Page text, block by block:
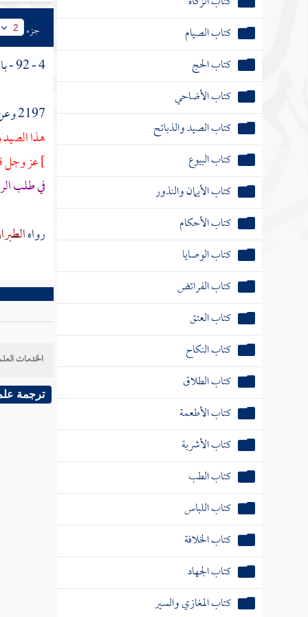
كتاب الصيام
كتاب الحج
كتاب الأضاحي
كتاب الصيد والذبائح
كتاب البيوع
كتاب الأيمان والنذور
كتاب الأحكام
كتاب الوصايا
كتاب الفرائض
كتاب العتق
كتاب النكاح
كتاب الطلاق
كتاب الأطعمة
كتاب الأشربة
كتاب الطب
كتاب اللباس
كتاب الخلافة
كتاب الجهاد
كتاب المغازي والسير
جزء 2
4 - 92 - باب فيمن اشتغل بالسبب عن الصلاة في الجماعة .
2197 وعن
هذا
]عز وجل
في طلب
رواه
الخدمات
ترجمة